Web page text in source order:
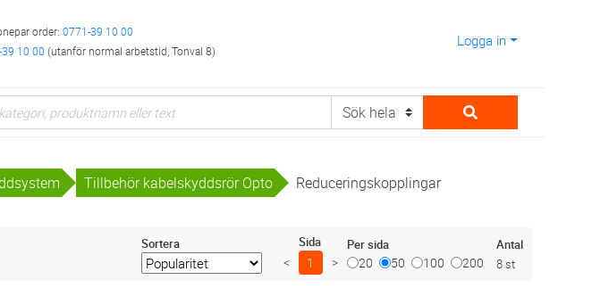
order: 0771-39 10 00
10 00 (utanför normal arbetstid, Tonval 8)
Logga in
Tillbehör kabelskyddsrör Opto Reduceringskopplingar
Sortera Sida
< 1 >
Per sida
20 50 100 200
Antal
8 st